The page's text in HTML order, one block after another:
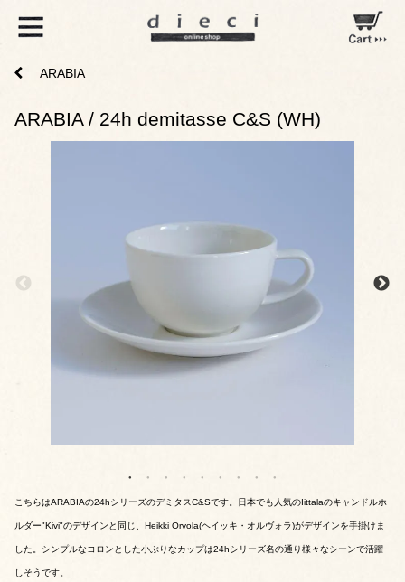
ARABIA
ARABIA / 24h demitasse C&S (WH)
こちらはARABIAの24hシリーズのデミタスC&Sです。日本でも人気のIittalaのキャンドルホ
ルダー"Kivi"のデザインと同じ、Heikki Orvola(ヘイッキ・オルヴォラ)がデザインを手掛けま
した。シンプルなコロンとした小ぶりなカップは24hシリーズ名の通り様々なシーンで活躍
しそうです。